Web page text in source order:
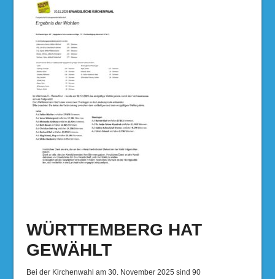
WÜRTTEMBERG HAT
GEWÄHLT
Bei der Kirchenwahl am 30. November 2025 sind 90